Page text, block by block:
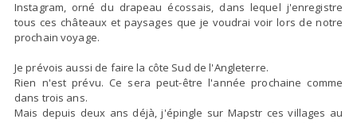
Instagram, orné du drapeau écossais, dans lequel j'enregistre
tous ces châteaux et paysages que je voudrai voir lors de notre
prochain voyage.
Je prévois aussi de faire la côte Sud de l'Angleterre.
Rien n'est prévu. Ce sera peut-être l'année prochaine comme
dans trois ans.
Mais depuis deux ans déjà, j'épingle sur Mapstr ces villages au